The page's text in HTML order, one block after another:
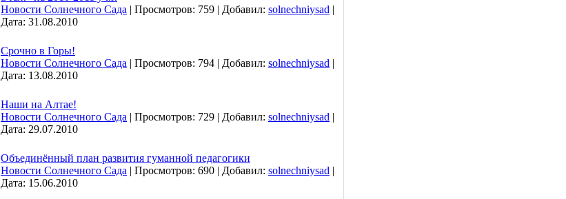
Новости Солнечного Сада | Просмотров: 759 | Добавил: solnechniysad |
Дата: 31.08.2010
Срочно в Горы!
Новости Солнечного Сада | Просмотров: 794 | Добавил: solnechniysad |
Дата: 13.08.2010
Наши на Алтае!
Новости Солнечного Сада | Просмотров: 729 | Добавил: solnechniysad |
Дата: 29.07.2010
Объединённый план развития гуманной педагогики
Новости Солнечного Сада | Просмотров: 690 | Добавил: solnechniysad |
Дата: 15.06.2010